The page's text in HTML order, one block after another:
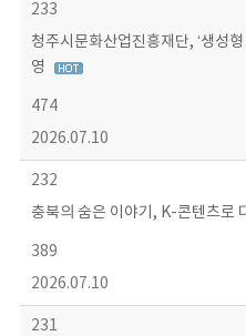
233
청주시문화산업진흥재단, ‘생성
영
474
2026.07.10
232
충북의 숨은 이야기, K-콘텐츠로
389
2026.07.10
231